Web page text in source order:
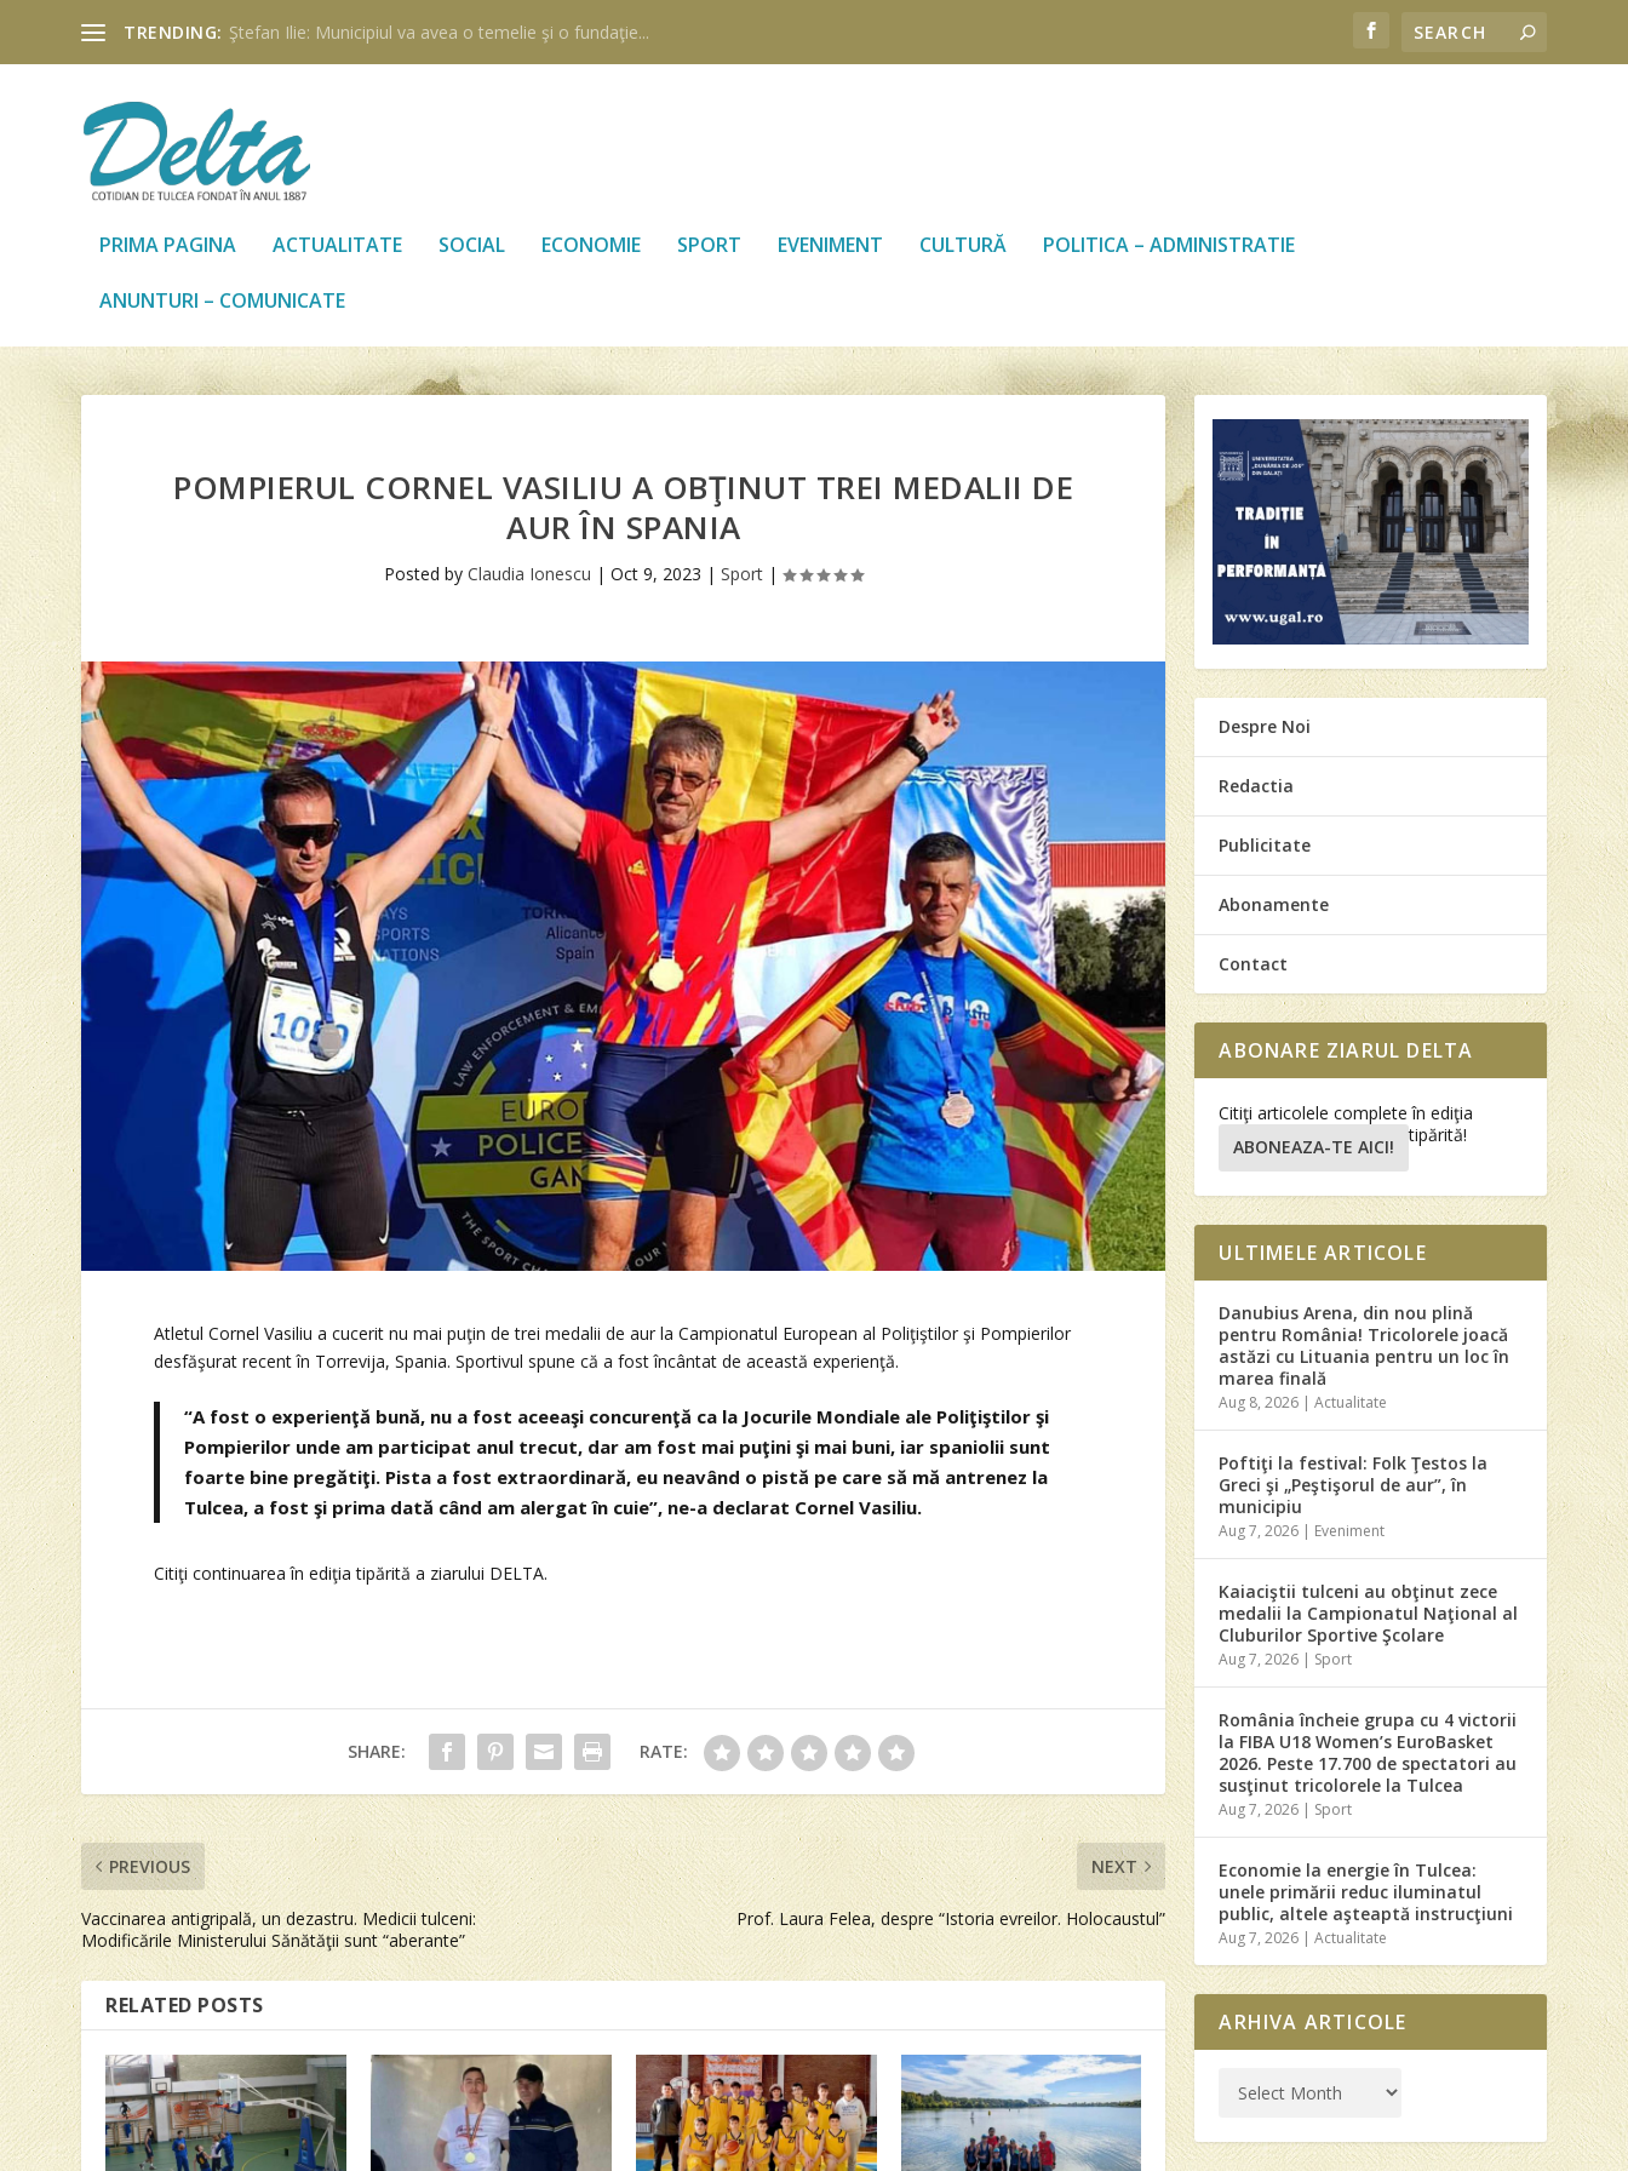
TRENDING: Ştefan Ilie: Municipiul va avea o temelie şi o fundaţie...
PRIMA PAGINA ACTUALITATE SOCIAL ECONOMIE SPORT EVENIMENT CULTURĂ POLITICA – ADMINISTRATIE
ANUNTURI – COMUNICATE
POMPIERUL CORNEL VASILIU A OBŢINUT TREI MEDALII DE
AUR ÎN SPANIA
Posted byClaudia Ionescu |Oct 9, 2023 |Sport |
Atletul Cornel Vasiliu a cucerit nu mai puţin de trei medalii de aur la Campionatul European al Poliţiştilor şi Pompierilor
desfăşurat recent în Torrevija, Spania. Sportivul spune că a fost încântat de această experienţă.
“A fost o experienţă bună, nu a fost aceeaşi concurenţă ca la Jocurile Mondiale ale Poliţiştilor şi
Pompierilor unde am participat anul trecut, dar am fost mai puţini şi mai buni, iar spaniolii sunt
foarte bine pregătiţi. Pista a fost extraordinară, eu neavând o pistă pe care să mă antrenez la
Tulcea, a fost şi prima dată când am alergat în cuie”, ne-a declarat Cornel Vasiliu.
Citiţi continuarea în ediţia tipărită a ziarului DELTA.
SHARE: RATE:
PREVIOUS
Vaccinarea antigripală, un dezastru. Medicii tulceni:
Modificările Ministerului Sănătăţii sunt “aberante”
NEXT
Prof. Laura Felea, despre “Istoria evreilor. Holocaustul”
RELATED POSTS
Despre Noi
Redactia
Publicitate
Abonamente
Contact
ABONARE ZIARUL DELTA
Citiţi articolele complete în ediţia
tipărită!
ABONEAZA-TE AICI!
ULTIMELE ARTICOLE
Danubius Arena, din nou plină
pentru România! Tricolorele joacă
astăzi cu Lituania pentru un loc în
marea finală
Aug 8, 2026 |Actualitate
Poftiţi la festival: Folk Ţestos la
Greci şi „Peştişorul de aur”, în
municipiu
Aug 7, 2026 | Eveniment
Kaiaciştii tulceni au obţinut zece
medalii la Campionatul Naţional al
Cluburilor Sportive Şcolare
Aug 7, 2026 | Sport
România încheie grupa cu 4 victorii
la FIBA U18 Women’s EuroBasket
2026. Peste 17.700 de spectatori au
susţinut tricolorele la Tulcea
Aug 7, 2026 | Sport
Economie la energie în Tulcea:
unele primării reduc iluminatul
public, altele aşteaptă instrucţiuni
Aug 7, 2026 |Actualitate
ARHIVA ARTICOLE